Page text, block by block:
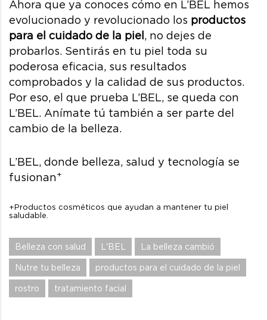
Ahora que ya conoces cómo en L’BEL hemos
evolucionado y revolucionado los productos
para el cuidado de la piel , no dejes de
probarlos. Sentirás en tu piel toda su
poderosa eficacia, sus resultados
comprobados y la calidad de sus productos.
Por eso, el que prueba L’BEL, se queda con
L’BEL. Anímate tú también a ser parte del
cambio de la belleza.
L’BEL, donde belleza, salud y tecnología se
fusionan+
+Productos cosméticos que ayudan a mantener tu piel
saludable.
Belleza con salud L'BEL La belleza cambió
Nutre tu belleza productos para el cuidado de la piel
rostro tratamiento facial